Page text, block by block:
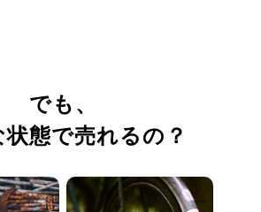
でも、
状態で売れるの？